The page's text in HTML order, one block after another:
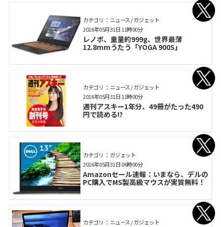
カテゴリ： ニュース / ガジェット
レノボ、重量約999g、世界最薄
12.8mmうたう「YOGA 900S」
2016年05月31日 11時00分
カテゴリ： ニュース / ガジェット
週刊アスキー1年分、49冊がたった490
円で読める!?
2016年05月31日 11時00分
カテゴリ： ガジェット
Amazonセール速報：いまなら、デルの
PC購入でMS製高級マウスが実質無料！
2016年05月31日 06時00分
カテゴリ： ニュース / ガジェット